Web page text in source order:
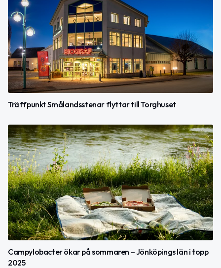
Träffpunkt Smålandsstenar flyttar till Torghuset
Campylobacter ökar på sommaren – Jönköpings län i topp
2025